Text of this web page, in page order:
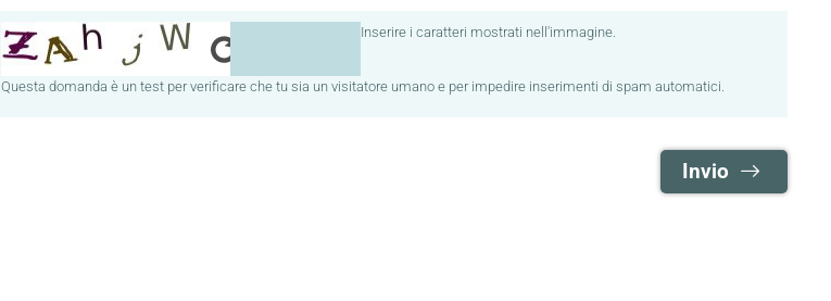
Inserire i caratteri mostrati nell'immagine.
Questa domanda è un test per verificare che tu sia un visitatore umano e per impedire inserimenti di spam automatici.
Invio